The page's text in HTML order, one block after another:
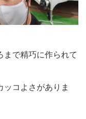
まで精巧に作られて
ッコよさがありま